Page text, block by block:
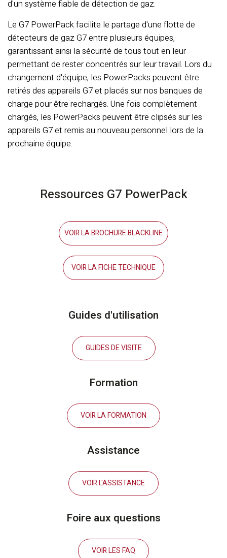
d'un système fiable de détection de gaz.
Le G7 PowerPack facilite le partage d'une flotte de
détecteurs de gaz G7 entre plusieurs équipes,
garantissant ainsi la sécurité de tous tout en leur
permettant de rester concentrés sur leur travail. Lors du
changement d'équipe, les PowerPacks peuvent être
retirés des appareils G7 et placés sur nos banques de
charge pour être rechargés. Une fois complètement
chargés, les PowerPacks peuvent être clipsés sur les
appareils G7 et remis au nouveau personnel lors de la
prochaine équipe.
Ressources G7 PowerPack
VOIR LA BROCHURE BLACKLINE
VOIR LA FICHE TECHNIQUE
Guides d'utilisation
GUIDES DE VISITE
Formation
VOIR LA FORMATION
Assistance
VOIR L'ASSISTANCE
Foire aux questions
VOIR LES FAQ